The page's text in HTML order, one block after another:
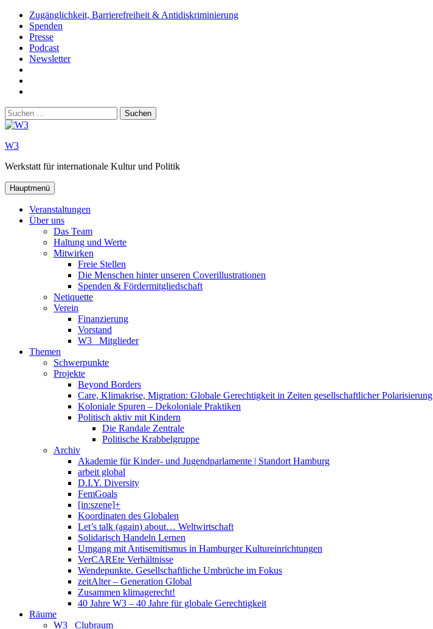
Zum
Inhalt
springen
Zugänglichkeit, Barrierefreiheit & Antidiskriminierung
Spenden
Presse
Podcast
Newsletter
Youtube
Suchen
nach:
W3
Werkstatt für internationale Kultur und Politik
Hauptmenü
Veranstaltungen
Über uns
Das Team
Haltung und Werte
Mitwirken
Freie Stellen
Die Menschen hinter unseren Coverillustrationen
Spenden & Fördermitgliedschaft
Netiquette
Verein
Finanzierung
Vorstand
W3_ Mitglieder
Themen
Schwerpunkte
Projekte
Beyond Borders
Care, Klimakrise, Migration: Globale Gerechtigkeit in Zeiten gesellschaftlicher Polarisierung
Koloniale Spuren – Dekoloniale Praktiken
Politisch aktiv mit Kindern
Die Randale Zentrale
Politische Krabbelgruppe
Archiv
Akademie für Kinder- und Jugendparlamente | Standort Hamburg
arbeit global
D.I.Y. Diversity
FemGoals
[in:szene]+
Koordinaten des Globalen
Let’s talk (again) about… Weltwirtschaft
Solidarisch Handeln Lernen
Umgang mit Antisemitismus in Hamburger Kultureinrichtungen
VerCAREte Verhältnisse
Wendepunkte. Gesellschaftliche Umbrüche im Fokus
zeitAlter – Generation Global
Zusammen klimagerecht!
40 Jahre W3 – 40 Jahre für globale Gerechtigkeit
Räume
W3_ Clubraum